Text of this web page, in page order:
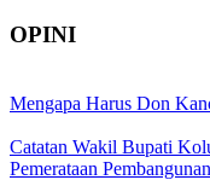
OPINI
Mengapa Harus Don
Catatan Wakil Bupati
Pemerataan Pembangunan